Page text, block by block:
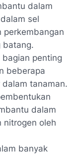
dalam
sel
perkembangan
batang.
bagian penting
beberapa
tanaman.
dalam
nitrogen oleh
banyak